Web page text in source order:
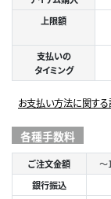
上限額
支払いの
タイミング
お支払い方法に関する
各種手数料
ご注文金額 ～
銀行振込